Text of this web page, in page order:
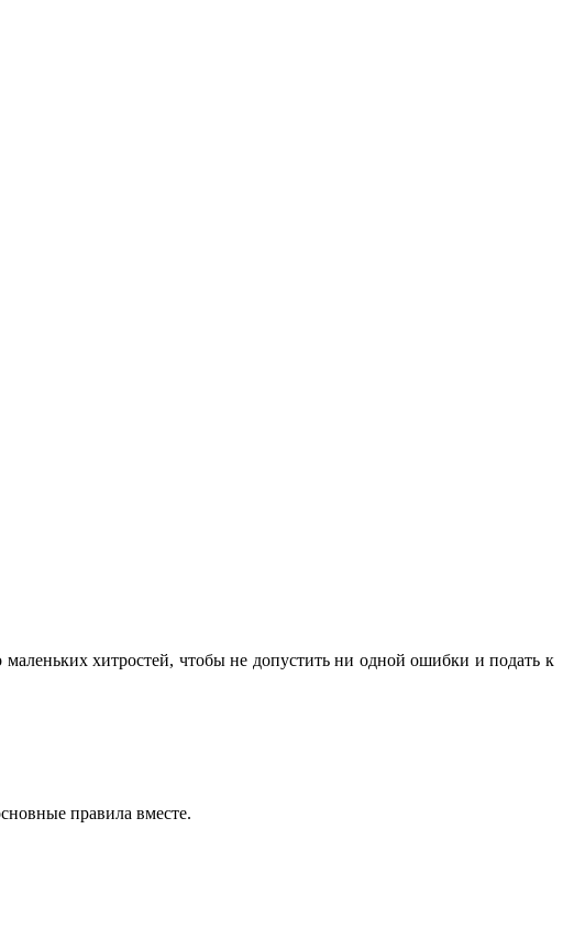
хитростей, чтобы не допустить ни одной ошибки и подать к
правила вместе.